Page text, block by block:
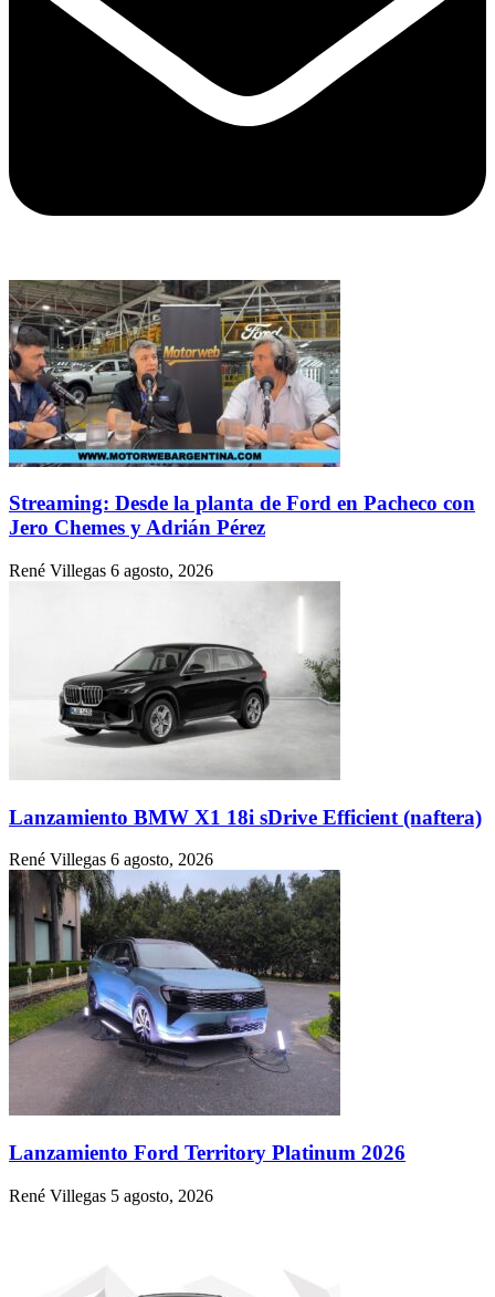
Streaming: Desde la planta de Ford en Pacheco con
Jero Chemes y Adrián Pérez
René Villegas 6 agosto, 2026
Lanzamiento BMW X1 18i sDrive Efficient (naftera)
René Villegas 6 agosto, 2026
Lanzamiento Ford Territory Platinum 2026
René Villegas 5 agosto, 2026